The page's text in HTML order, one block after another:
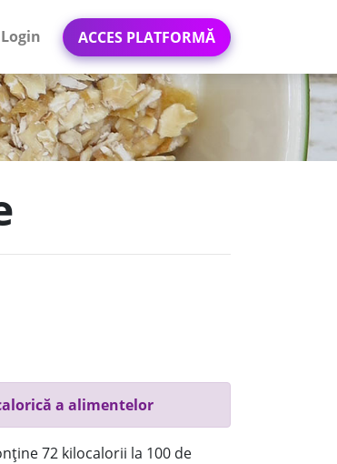
Login ACCES PLATFORMĂ
a alimentelor
72 kilocalorii la 100 de